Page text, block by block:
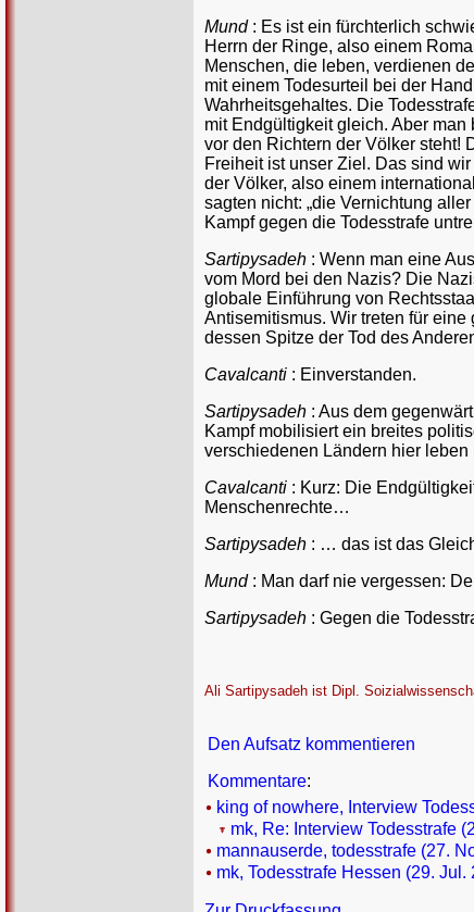
Mund : Es ist ein fürchterlich
Herrn der Ringe, also einem
Menschen, die leben, verdienen
mit einem Todesurteil bei der
Wahrheitsgehaltes. Die
mit Endgültigkeit gleich. Aber
vor den Richtern der Völker steht!
Freiheit ist unser Ziel. Das sind
der Völker, also einem
sagten nicht: „die Vernichtung
Kampf gegen die Todesstrafe
Sartipysadeh : Wenn man eine
vom Mord bei den Nazis? Die
globale Einführung von
Antisemitismus. Wir treten für
dessen Spitze der Tod des
Cavalcanti : Einverstanden.
Sartipysadeh : Aus dem
Kampf mobilisiert ein breites
verschiedenen Ländern hier
Cavalcanti : Kurz: Die
Menschenrechte…
Sartipysadeh : … das ist das
Mund : Man darf nie vergessen:
Sartipysadeh : Gegen die
Ali Sartipysadeh ist Dipl.
Den Aufsatz kommentieren
Kommentare:
king of nowhere, Interview
mk, Re: Interview Todesstrafe
mannauserde, todesstrafe (27.
mk, Todesstrafe Hessen (29. Jul.